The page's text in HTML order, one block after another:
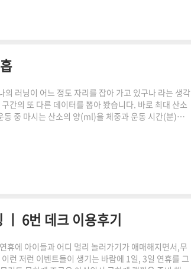
서,일반 시민들이 피해를 보고 있고 혼자서 러닝을 즐
황이라고 합니다. 이에 5인..
의 러닝이 어느 정도 자리를 잡아 가고 있구나 라는 생각
간의 또 다른 데이터를 뽑아 봤습니다. 바로 최대 산소
동 중 마시는 산소의 양(ml)을 체중과 운동 시간(분)으
. 저는 삼성헬스 앱을 통해서 심박수와 최대 산소 섭
은 앞서 말한 것처럼,운동 중 마시는 산소의 양을 의
근육이 피로부터 공급받은 ..
6번 데크 이용후기
휴에 아이들과 어디 멀리 놀러가기가 애매해지면서,무
런 저런 이벤트들이 생기는 바람에 1일, 3일 연휴를 그